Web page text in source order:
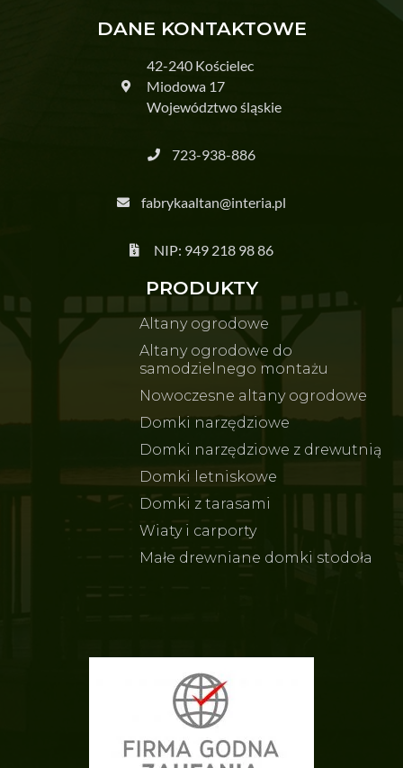
DANE KONTAKTOWE
42-240 Kościelec
Miodowa 17
Województwo śląskie
723-938-886
fabrykaaltan@interia.pl
NIP: 949 218 98 86
PRODUKTY
Altany ogrodowe
Altany ogrodowe do
samodzielnego montażu
Nowoczesne altany ogrodowe
Domki narzędziowe
Domki narzędziowe z drewutnią
Domki letniskowe
Domki z tarasami
Wiaty i carporty
Małe drewniane domki stodoła